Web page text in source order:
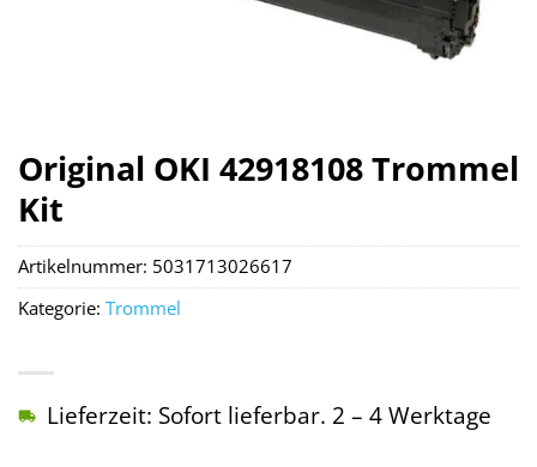
Original OKI 42918108 Trommel
Kit
Lieferzeit: Sofort lieferbar. 2 – 4 Werktage
Artikelnummer: 5031713026617
Kategorie: Trommel